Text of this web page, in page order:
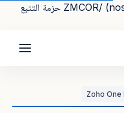
/ZMCOR حزمة التتبع
Zoho One